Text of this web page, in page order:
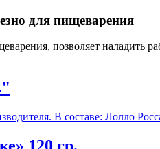
для пищеварения
позволяет